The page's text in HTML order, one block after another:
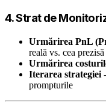
4. Strat de
Urmărirea PnL
reală vs. cea prezisă
Urmărirea
Iterarea strategiei
prompturile